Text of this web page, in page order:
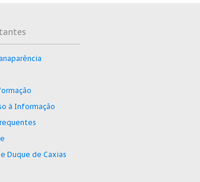
à Informação
Duque de Caxias